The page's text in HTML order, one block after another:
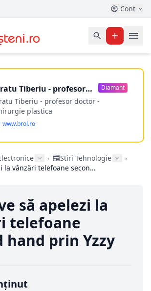
Cont
Tiberiu - profesor
Diamant
Tiberiu - profesor doctor -
plastica
www.brol.ro
› Stiri Tehnologie
›
3 motive să apelezi la vânzări telefoane second hand prin Yzzy
să apelezi la
telefoane
hand prin Yzzy